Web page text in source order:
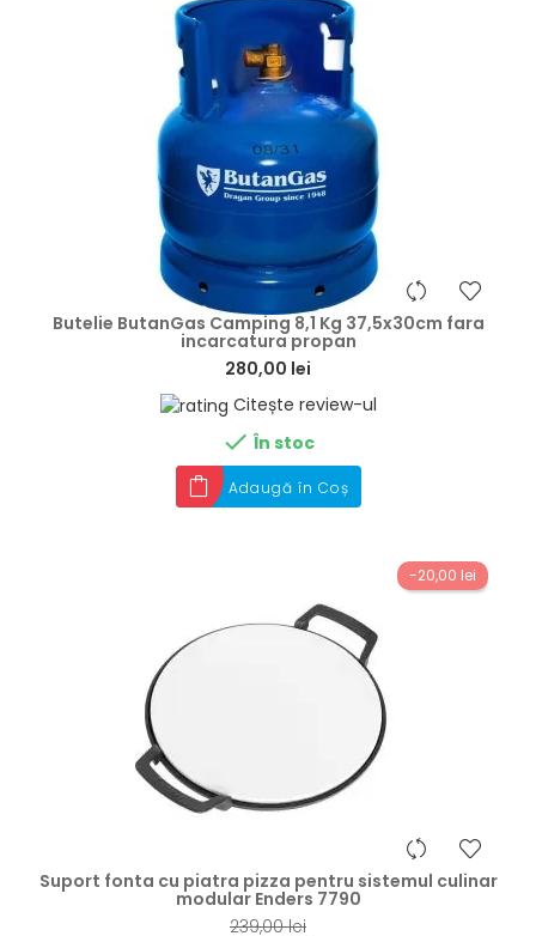
Butelie ButanGas Camping 8,1 Kg 37,5x30cm fara
incarcatura propan
280,00 lei
Citește review-ul
 În stoc
Adaugă în Coș
-20,00 lei
Suport fonta cu piatra pizza pentru sistemul culinar
modular Enders 7790
239,00 lei